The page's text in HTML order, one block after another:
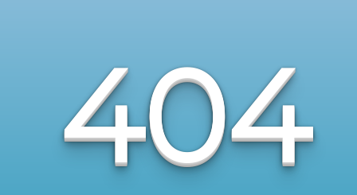
404